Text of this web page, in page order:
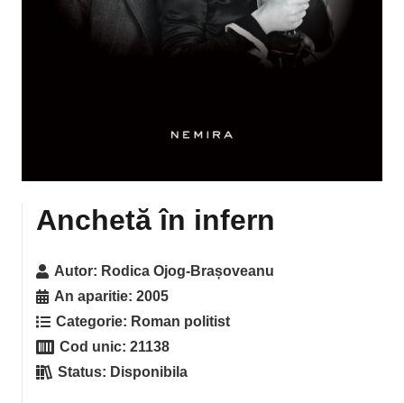
Anchetă în infern
Autor: Rodica Ojog-Brașoveanu
An aparitie:2005
Categorie: Roman politist
Cod unic:21138
Status: Disponibila